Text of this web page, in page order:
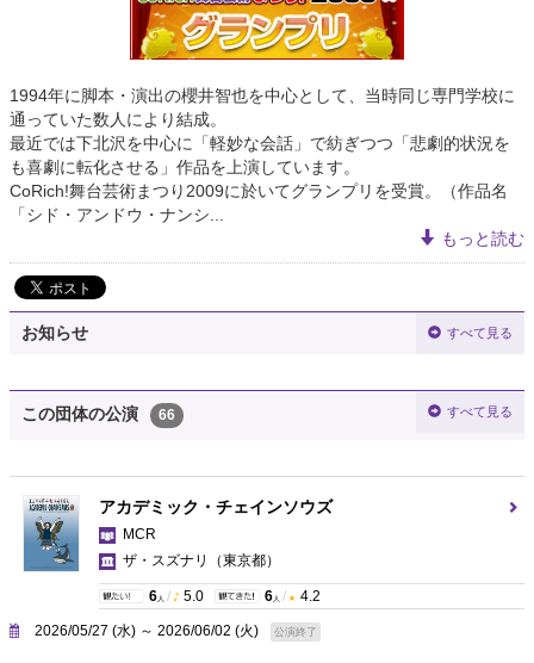
1994年に脚本・演出の櫻井智也を中心として、当時同じ専門学校に
通っていた数人により結成。
最近では下北沢を中心に「軽妙な会話」で紡ぎつつ「悲劇的状況を
も喜劇に転化させる」作品を上演しています。
CoRich!舞台芸術まつり2009に於いてグランプリを受賞。（作品名
「シド・アンドウ・ナンシ...
もっと読む
お知らせ すべて見る
この団体の公演 66 すべて見る
アカデミック・チェインソウズ
MCR
ザ・スズナリ
（東京都）
6 人 / 5.0 6 人 / 4.2
2026/05/27 (水) ～ 2026/06/02 (火) 公演終了